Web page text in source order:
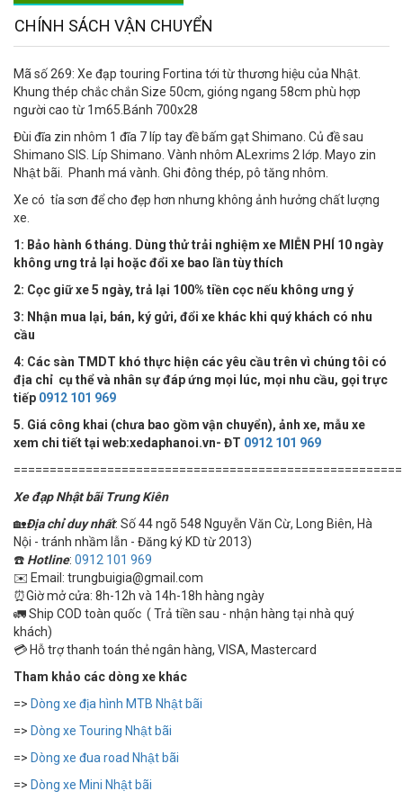
CHÍNH SÁCH VẬN CHUYỂN
Mã số 269: Xe đạp touring Fortina tới từ thương hiệu của Nhật.
Khung thép chắc chắn Size 50cm, gióng ngang 58cm phù hợp
người cao từ 1m65.Bánh 700x28
Đùi đĩa zin nhôm 1 đĩa 7 líp tay đề bấm gạt Shimano. Củ đề sau
Shimano SIS. Líp Shimano. Vành nhôm ALexrims 2 lớp. Mayo zin
Nhật bãi. Phanh má vành. Ghi đông thép, pô tăng nhôm.
Xe có tỉa sơn để cho đẹp hơn nhưng không ảnh hưởng chất lượng
xe.
1: Bảo hành 6 tháng. Dùng thử trải nghiệm xe MIỄN PHÍ 10 ngày
không ưng trả lại hoặc đổi xe bao lần tùy thích
2: Cọc giữ xe 5 ngày, trả lại 100% tiền cọc nếu không ưng ý
3: Nhận mua lại, bán, ký gửi, đổi xe khác khi quý khách có nhu
cầu
4: Các sàn TMDT khó thực hiện các yêu cầu trên vì chúng tôi có
địa chỉ cụ thể và nhân sự đáp ứng mọi lúc, mọi nhu cầu, gọi trực
tiếp 0912 101 969
5. Giá công khai (chưa bao gồm vận chuyển), ảnh xe, mẫu xe
xem chi tiết tại web:xedaphanoi.vn- ĐT 0912 101 969
Xe đạp Nhật bãi Trung Kiên
🏡Địa chỉ duy nhất: Số 44 ngõ 548 Nguyễn Văn Cừ, Long Biên, Hà
Nội - tránh nhầm lẫn - Đăng ký KD từ 2013)
☎️ Hotline: 0912 101 969
✉️ Email: trungbuigia@gmail.com
⏰Giờ mở cửa: 8h-12h và 14h-18h hàng ngày
🚛 Ship COD toàn quốc ( Trả tiền sau - nhận hàng tại nhà quý
khách)
💳 Hỗ trợ thanh toán thẻ ngân hàng, VISA, Mastercard
Tham khảo các dòng xe khác
=> Dòng xe địa hình MTB Nhật bãi
=> Dòng xe Touring Nhật bãi
=> Dòng xe đua road Nhật bãi
=> Dòng xe Mini Nhật bãi